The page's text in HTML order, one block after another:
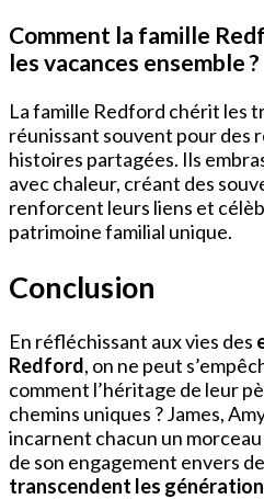
Comment la famille
les vacances ensemble ?
La famille Redford chérit les
réunissant souvent pour des
histoires partagées. Ils
avec chaleur, créant des
renforcent leurs liens et
patrimoine familial unique.
Conclusion
En réfléchissant aux vies des
Redford, on ne peut
comment l’héritage de leur
chemins uniques ? James,
incarnent chacun un morceau
de son engagement envers
transcendent les